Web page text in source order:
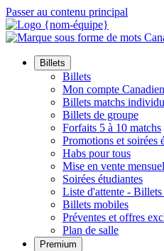
Passer au contenu principal
Billets
Billets
Mon compte
Billets matchs
Billets de groupe
Forfaits 5 à 10 matchs
Promotions et soirées
Habs pour tous
Mise en vente
Soirées étudiantes
Liste d'attente - Billets
Billets mobiles
Préventes et offres
Plan de salle
Premium